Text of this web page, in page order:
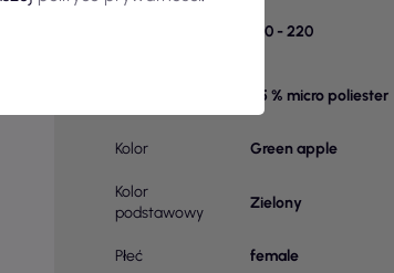
150 - 220
95 % micro poliester
Kolor Green apple
Kolor
podstawowy
Zielony
Płeć female